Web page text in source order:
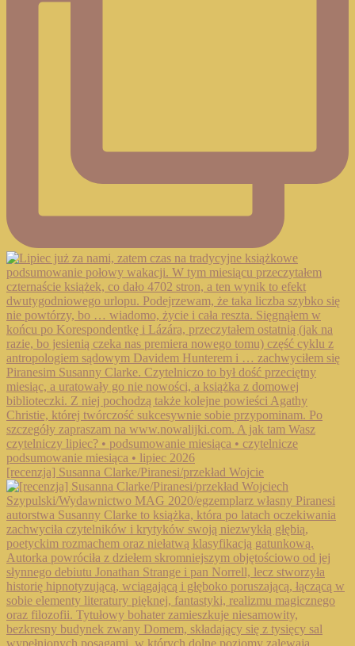
[recenzja] Susanna Clarke/Piranesi/przekład Wojcie